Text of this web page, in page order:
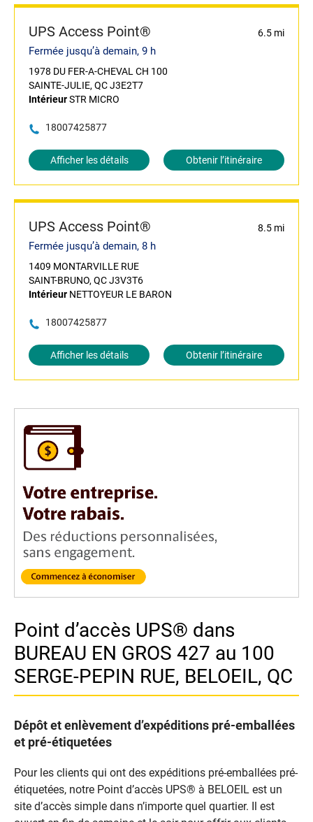
UPS Access Point® 6.5 mi
Fermée jusqu’à demain, 9 h
1978 DU FER-A-CHEVAL CH 100
SAINTE-JULIE, QC J3E2T7
IntérieurSTR MICRO
18007425877
Afficher les détails Obtenir l’itinéraire
UPS Access Point® 8.5 mi
Fermée jusqu’à demain, 8 h
1409 MONTARVILLE RUE
SAINT-BRUNO, QC J3V3T6
Intérieur NETTOYEUR LE BARON
18007425877
Afficher les détails Obtenir l’itinéraire
Point d’accès UPS® dans
BUREAU EN GROS 427 au 100
SERGE-PEPIN RUE, BELOEIL, QC
Dépôt et enlèvement d’expéditions pré-emballées
et pré-étiquetées
Pour les clients qui ont des expéditions pré-emballées pré-
étiquetées, notre Point d’accès UPS® à BELOEIL est un
site d’accès simple dans n’importe quel quartier. Il est